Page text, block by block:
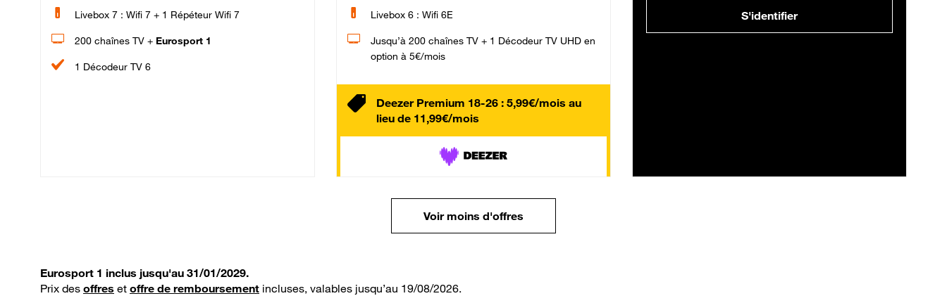
Livebox 7 : Wifi 7 + 1 Répéteur Wifi 7
200 chaînes TV + Eurosport 1
1 Décodeur TV 6
Livebox 6 : Wifi 6E
Jusqu’à 200 chaînes TV + 1 Décodeur TV UHD en
option à 5€/mois
Deezer Premium 18-26 : 5,99€/mois au
lieu de 11,99€/mois
S'identifier
Voir moins d'offres
Eurosport 1 inclus jusqu'au 31/01/2029.
Prix des offres et offre de remboursement incluses, valables jusqu’au 19/08/2026.